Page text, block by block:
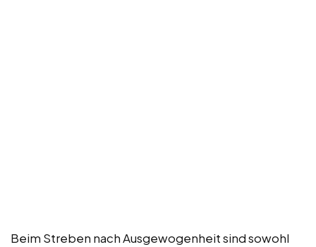
Beim Streben nach Ausgewogenheit sind sowohl